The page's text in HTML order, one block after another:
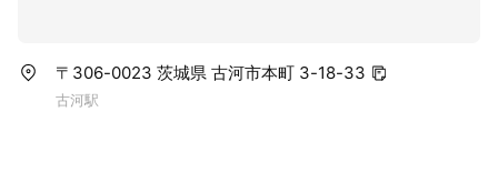
〒306-0023 茨城県 古河市本町 3-18-33
古河駅